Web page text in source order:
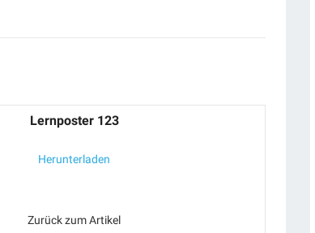
Lernposter 123
Herunterladen
Zurück zum Artikel